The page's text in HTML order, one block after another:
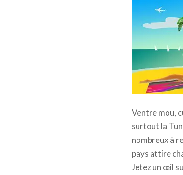
Ventre mou,
surtout la
nombreux à
pays attire
Jetez un œil